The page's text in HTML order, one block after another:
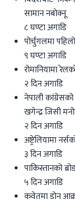
सामान नबोक्नू
८ घण्टा अगाडि
पोर्चुगलमा
९ घण्टा अगाडि
रोमानियामा
२ दिन अगाडि
नेपाली
खगेन्द्र जिसी
२ दिन अगाडि
अष्ट्रेलियामा
३ दिन अगाडि
पाकिस्तानको
५ दिन अगाडि